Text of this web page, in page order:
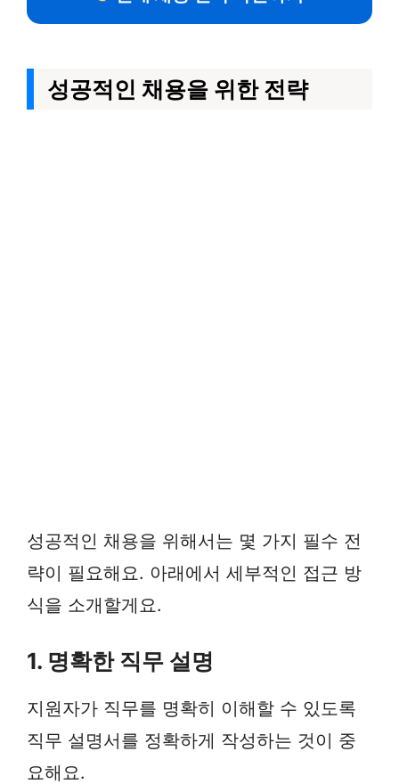
성공적인 채용을 위한 전략
성공적인 채용을 위해서는 몇 가지 필수 전
략이 필요해요. 아래에서 세부적인 접근 방
식을 소개할게요.
1. 명확한 직무 설명
지원자가 직무를 명확히 이해할 수 있도록
직무 설명서를 정확하게 작성하는 것이 중
요해요.